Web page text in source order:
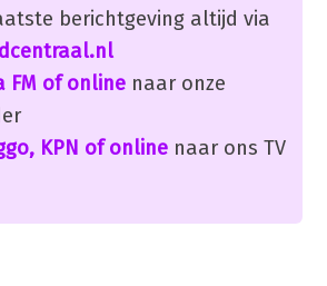
berichtgeving altijd via
FM of onlinenaar onze
KPN of onlinenaar ons TV